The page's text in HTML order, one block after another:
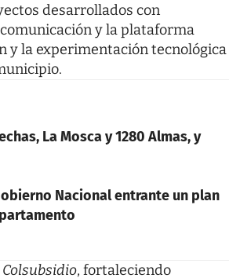
desarrollados con
y la plataforma
y la experimentación tecnológica
La Mosca y 1280 Almas, y
Nacional entrante un plan
Colsubsidio, fortaleciendo